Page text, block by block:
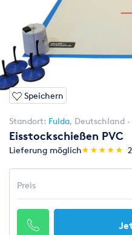
Speichern
Standort: Fulda, Deutschland
Eisstockschießen PVC
Lieferung möglich(*)
★
★
(*)★
★
(*) ★
★
(*) ★
★
(*) ★
★ 2
Preis